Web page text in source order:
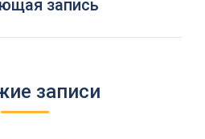
запись
записи